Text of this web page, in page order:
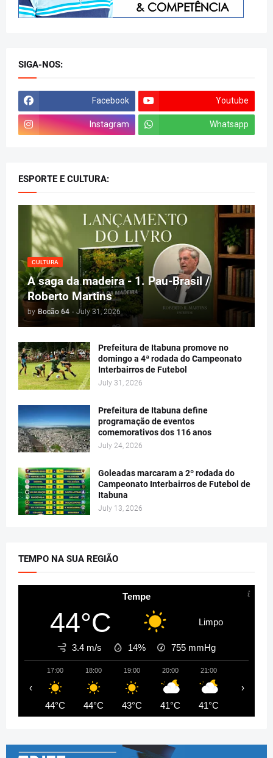
SIGA-NOS:
Facebook Youtube
Instagram Whatsapp
ESPORTE E CULTURA:
CULTURA
A saga da madeira - 1. Pau-Brasil /
Roberto Martins
by Bocão 64 - July 31, 2026
Prefeitura de Itabuna promove no
domingo a 4ª rodada do Campeonato
Interbairros de Futebol
July 31, 2026
Prefeitura de Itabuna define
programação de eventos
comemorativos dos 116 anos
July 24, 2026
Goleadas marcaram a 2º rodada do
Campeonato Interbairros de Futebol de
Itabuna
July 13, 2026
TEMPO NA SUA REGIÃO
Tempe
44°C Limpo
3.4 m/s 14% 755 mmHg
17:00
44°C
18:00
44°C
19:00
43°C
20:00
41°C
21:00
41°C
‹ ›